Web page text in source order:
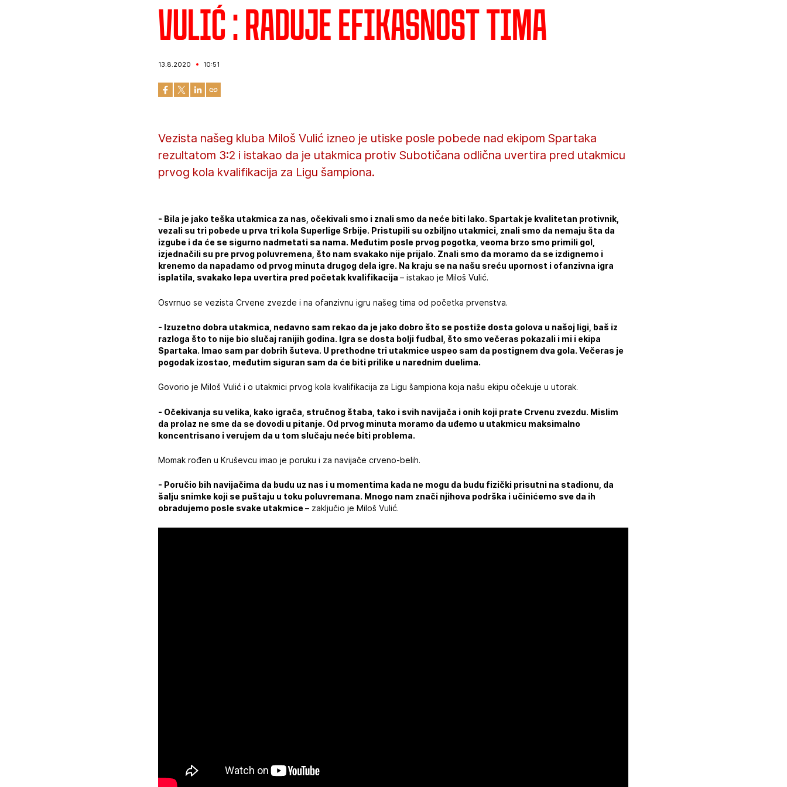
Vulić : Raduje efikasnost tima
13.8.2020 10:51
Vezista našeg kluba Miloš Vulić izneo je utiske posle pobede nad ekipom Spartaka
rezultatom 3:2 i istakao da je utakmica protiv Subotičana odlična uvertira pred utakmicu
prvog kola kvalifikacija za Ligu šampiona.
- Bila je jako teška utakmica za nas, očekivali smo i znali smo da neće biti lako. Spartak je kvalitetan protivnik,
vezali su tri pobede u prva tri kola Superlige Srbije. Pristupili su ozbiljno utakmici, znali smo da nemaju šta da
izgube i da će se sigurno nadmetati sa nama. Međutim posle prvog pogotka, veoma brzo smo primili gol,
izjednačili su pre prvog poluvremena, što nam svakako nije prijalo. Znali smo da moramo da se izdignemo i
krenemo da napadamo od prvog minuta drugog dela igre. Na kraju se na našu sreću upornost i ofanzivna igra
isplatila, svakako lepa uvertira pred početak kvalifikacija– istakao je Miloš Vulić.
Osvrnuo se vezista Crvene zvezde i na ofanzivnu igru našeg tima od početka prvenstva.
- Izuzetno dobra utakmica, nedavno sam rekao da je jako dobro što se postiže dosta golova u našoj ligi, baš iz
razloga što to nije bio slučaj ranijih godina. Igra se dosta bolji fudbal, što smo večeras pokazali i mi i ekipa
Spartaka. Imao sam par dobrih šuteva. U prethodne tri utakmice uspeo sam da postignem dva gola. Večeras je
pogodak izostao, međutim siguran sam da će biti prilike u narednim duelima.
Govorio je Miloš Vulić i o utakmici prvog kola kvalifikacija za Ligu šampiona koja našu ekipu očekuje u utorak.
- Očekivanja su velika, kako igrača, stručnog štaba, tako i svih navijača i onih koji prate Crvenu zvezdu. Mislim
da prolaz ne sme da se dovodi u pitanje. Od prvog minuta moramo da uđemo u utakmicu maksimalno
koncentrisano i verujem da u tom slučaju neće biti problema.
Momak rođen u Kruševcu imao je poruku i za navijače crveno-belih.
- Poručio bih navijačima da budu uz nas i u momentima kada ne mogu da budu fizički prisutni na stadionu, da
šalju snimke koji se puštaju u toku poluvremana. Mnogo nam znači njihova podrška i učinićemo sve da ih
obradujemo posle svake utakmice– zaključio je Miloš Vulić.